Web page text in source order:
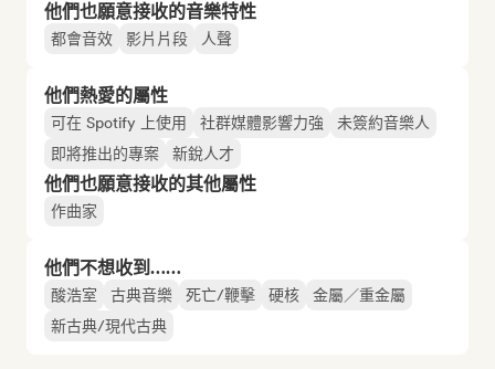
他們也願意接收的音樂特性
都會音效 影片片段 人聲
他們熱愛的屬性
可在 Spotify 上使用 社群媒體影響力強
未簽約音樂人
即將推出的專案
新銳人才
他們也願意接收的其他屬性
作曲家
他們不想收到……
酸浩室 古典音樂 死亡/鞭擊 硬核
金屬／重金屬
新古典/現代古典